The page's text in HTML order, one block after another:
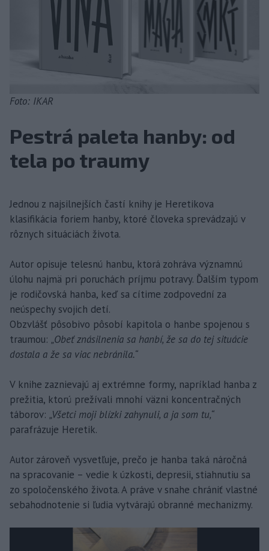
Foto: IKAR
Pestrá paleta hanby: od
tela po traumy
Jednou z najsilnejších častí knihy je Heretikova
klasifikácia foriem hanby, ktoré človeka sprevádzajú v
rôznych situáciách života.
Autor opisuje telesnú hanbu, ktorá zohráva významnú
úlohu najmä pri poruchách príjmu potravy. Ďalším typom
je rodičovská hanba, keď sa cítime zodpovední za
neúspechy svojich detí.
Obzvlášť pôsobivo pôsobí kapitola o hanbe spojenou s
traumou: „Obeť znásilnenia sa hanbí, že sa do tej situácie
dostala a že sa viac nebránila.“
V knihe zaznievajú aj extrémne formy, napríklad hanba z
prežitia, ktorú prežívali mnohí väzni koncentračných
táborov: „Všetci moji blízki zahynuli, a ja som tu,“
parafrázuje Heretik.
Autor zároveň vysvetľuje, prečo je hanba taká náročná
na spracovanie – vedie k úzkosti, depresii, stiahnutiu sa
zo spoločenského života. A práve v snahe chrániť vlastné
sebahodnotenie si ľudia vytvárajú obranné mechanizmy.